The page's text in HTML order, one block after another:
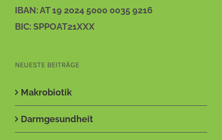
IBAN: AT 19 2024 5000 0035 9216
BIC: SPPOAT21XXX
NEUESTE BEITRÄGE
Makrobiotik
Darmgesundheit